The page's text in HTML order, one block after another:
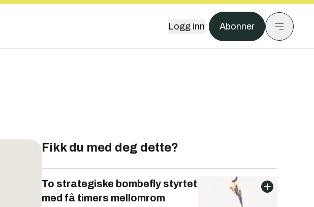
Logg inn Abonner
Fikk du med deg dette?
To strategiske bombefly styrtet
med få timers mellomrom